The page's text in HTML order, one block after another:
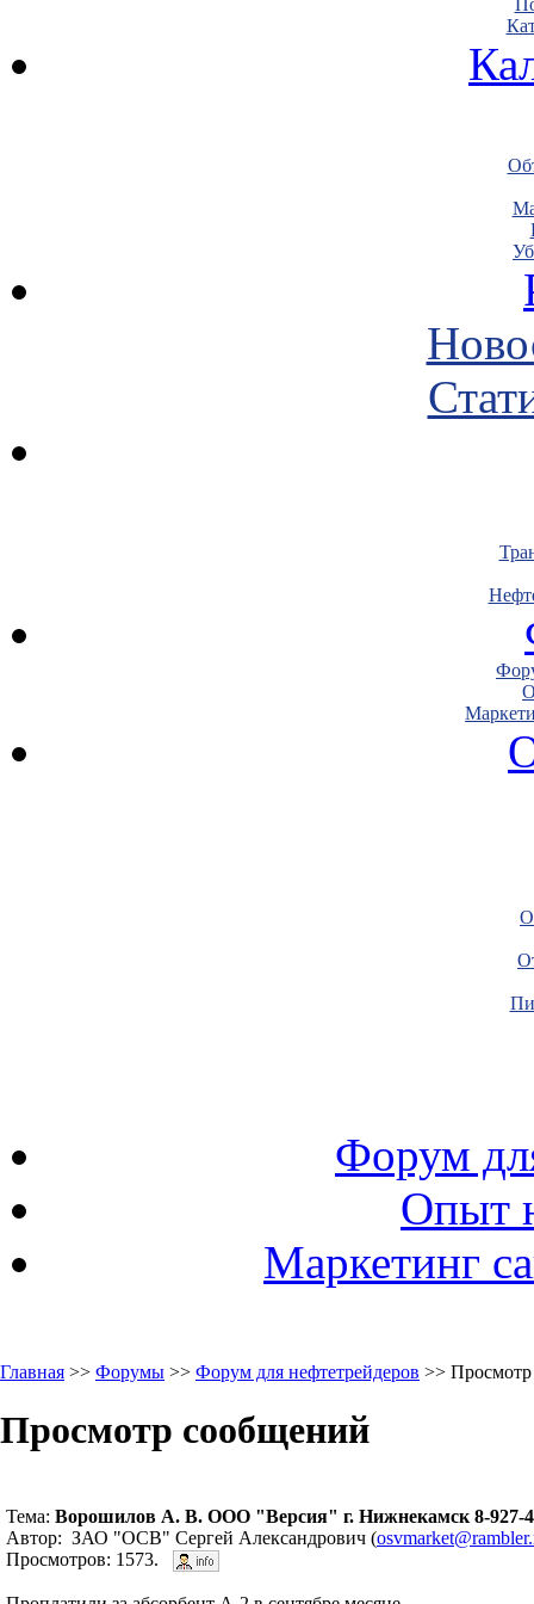
Форум
Опыт
Маркетинг
Главная >> Форумы >> Форум для нефтетрейдеров >>
Просмотр сообщений
Тема: Ворошилов А. В. ООО "Версия" г. Нижнекамск 8-927-
Автор: ЗАО "ОСВ" Сергей Александрович (
Просмотров: 1573.